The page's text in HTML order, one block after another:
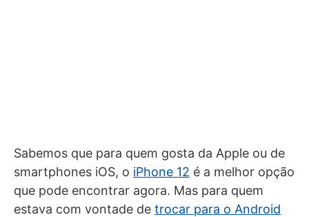
Sabemos que para quem gosta da Apple ou de
smartphones iOS, o iPhone 12 é a melhor opção
que pode encontrar agora. Mas para quem
estava com vontade de trocar para o Android